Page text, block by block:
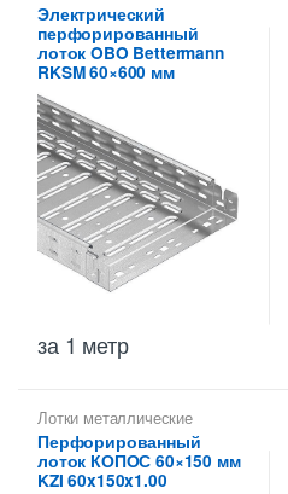
высотой 60 мм
Перфорированные лотки
высотой 60 мм
Электрический
перфорированный
лоток OBO Bettermann
RKSM 60×600 мм
за 1 метр
Лотки металлические
высотой 60 мм
Металлические огнеупорные
лотки, Перфорированные
лотки высотой 60 мм
Перфорированный
лоток КОПОС 60×150 мм
KZI 60x150x1.00